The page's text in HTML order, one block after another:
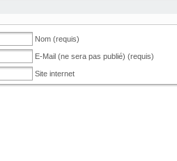
Nom (requis)
E-Mail (ne sera pas publié) (requis)
Site internet